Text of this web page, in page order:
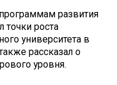
развития
точки роста
университета в
рассказал о
уровня.